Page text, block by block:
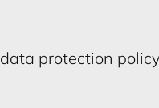
data protection policy